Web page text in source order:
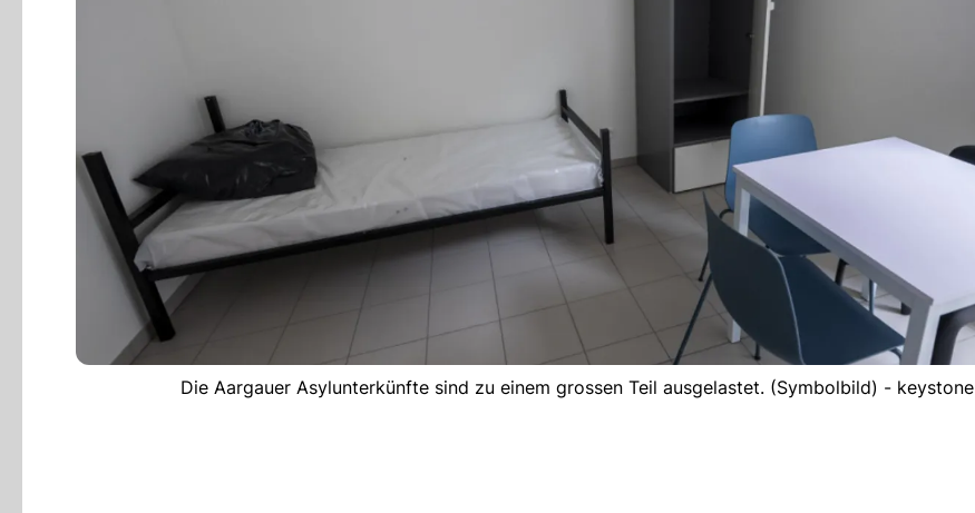
Die Aargauer Asylunterkünfte sind zu einem grossen Teil ausgelastet. (Symbolbild) - keystone